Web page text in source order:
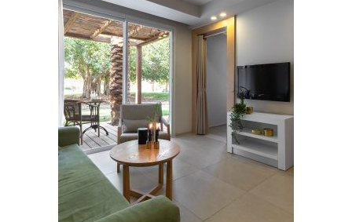
ל:
2
ילדים